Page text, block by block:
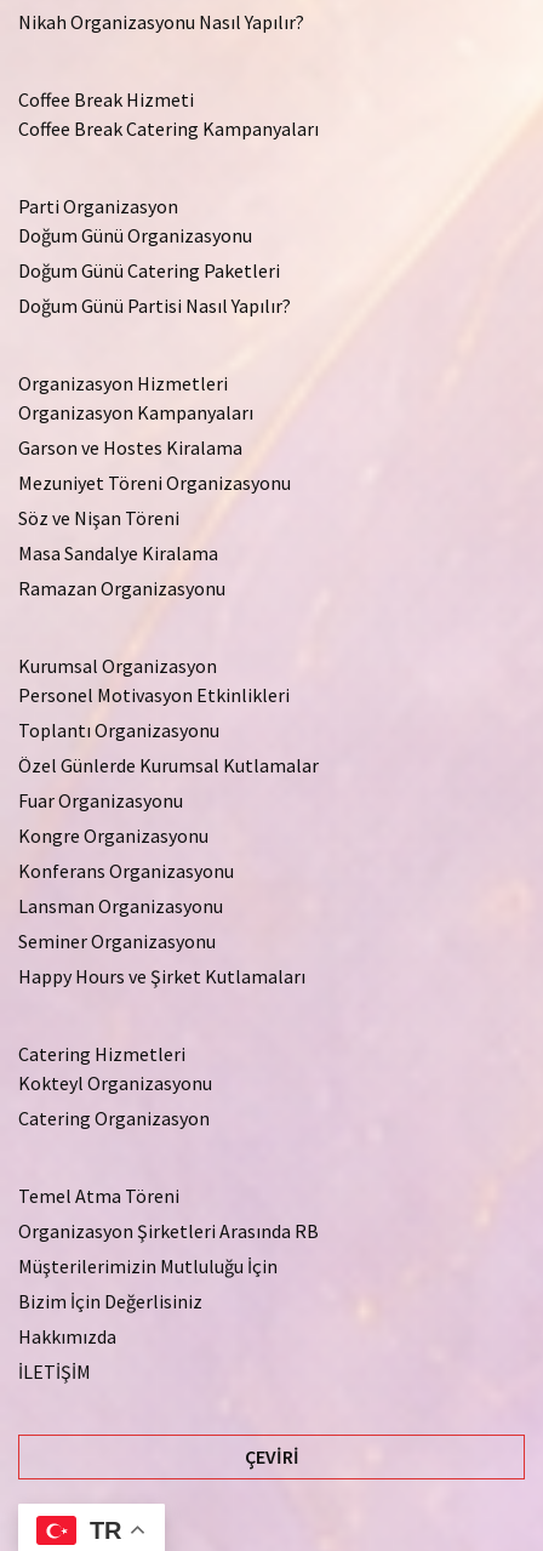
Nikah Organizasyonu Nasıl Yapılır?
Coffee Break Hizmeti
Coffee Break Catering Kampanyaları
Parti Organizasyon
Doğum Günü Organizasyonu
Doğum Günü Catering Paketleri
Doğum Günü Partisi Nasıl Yapılır?
Organizasyon Hizmetleri
Organizasyon Kampanyaları
Garson ve Hostes Kiralama
Mezuniyet Töreni Organizasyonu
Söz ve Nişan Töreni
Masa Sandalye Kiralama
Ramazan Organizasyonu
Kurumsal Organizasyon
Personel Motivasyon Etkinlikleri
Toplantı Organizasyonu
Özel Günlerde Kurumsal Kutlamalar
Fuar Organizasyonu
Kongre Organizasyonu
Konferans Organizasyonu
Lansman Organizasyonu
Seminer Organizasyonu
Happy Hours ve Şirket Kutlamaları
Catering Hizmetleri
Kokteyl Organizasyonu
Catering Organizasyon
Temel Atma Töreni
Organizasyon Şirketleri Arasında RB
Müşterilerimizin Mutluluğu İçin
Bizim İçin Değerlisiniz
Hakkımızda
İLETİŞİM
ÇEVIRI
TR